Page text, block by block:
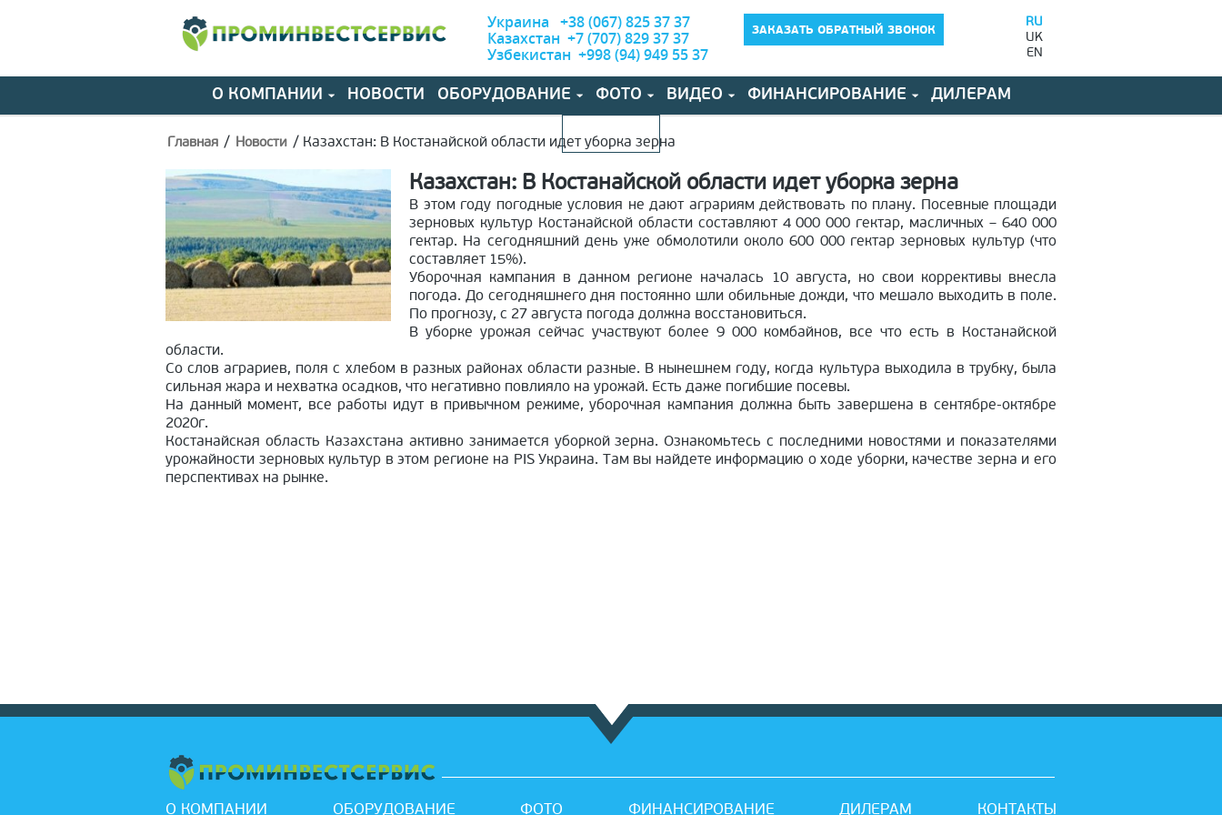
Украина +38 (067) 825 37 37
Казахстан +7 (707) 829 37 37
Узбекистан +998 (94) 949 55 37
ЗАКАЗАТЬ ОБРАТНЫЙ ЗВОНОК
RU
UK
EN
О КОМПАНИИ НОВОСТИ ОБОРУДОВАНИЕ ФОТО ВИДЕО ФИНАНСИРОВАНИЕ ДИЛЕРАМ
КОНТАКТЫ
Главная / Новости / Казахстан: В Костанайской области идет уборка зерна
Казахстан: В Костанайской области идет уборка зерна
В этом году погодные условия не дают аграриям действовать по плану. Посевные площади
зерновых культур Костанайской области составляют 4 000 000 гектар, масличных – 640 000
гектар. На сегодняшний день уже обмолотили около 600 000 гектар зерновых культур (что
составляет 15%).
Уборочная кампания в данном регионе началась 10 августа, но свои коррективы внесла
погода. До сегодняшнего дня постоянно шли обильные дожди, что мешало выходить в поле.
По прогнозу, с 27 августа погода должна восстановиться.
В уборке урожая сейчас участвуют более 9 000 комбайнов, все что есть в Костанайской
области.
Со слов аграриев, поля с хлебом в разных районах области разные. В нынешнем году, когда культура выходила в трубку, была
сильная жара и нехватка осадков, что негативно повлияло на урожай. Есть даже погибшие посевы.
На данный момент, все работы идут в привычном режиме, уборочная кампания должна быть завершена в сентябре-октябре
2020г.
Костанайская область Казахстана активно занимается уборкой зерна. Ознакомьтесь с последними новостями и показателями
урожайности зерновых культур в этом регионе на PIS Украина. Там вы найдете информацию о ходе уборки, качестве зерна и его
перспективах на рынке.
О КОМПАНИИ ОБОРУДОВАНИЕ ФОТО ФИНАНСИРОВАНИЕ ДИЛЕРАМ КОНТАКТЫ